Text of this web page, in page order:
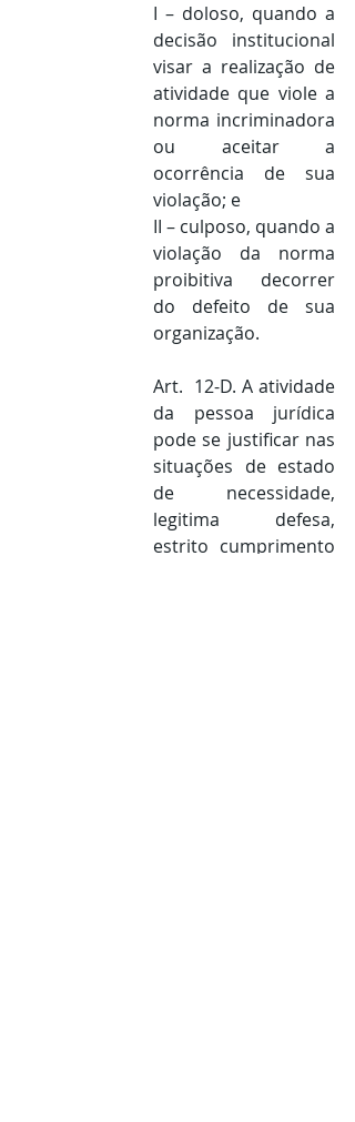
I – doloso, quando a
decisão institucional
visar a realização de
atividade que viole a
norma incriminadora
ou aceitar a
ocorrência de sua
violação; e
II – culposo, quando a
violação da norma
proibitiva decorrer
do defeito de sua
organização.
Art.  12-D. A atividade
da pessoa jurídica
pode se justificar nas
situações de estado
de necessidade,
legitima defesa,
estrito cumprimento